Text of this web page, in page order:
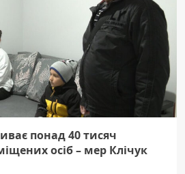
понад 40 тисяч
осіб – мер Клічук